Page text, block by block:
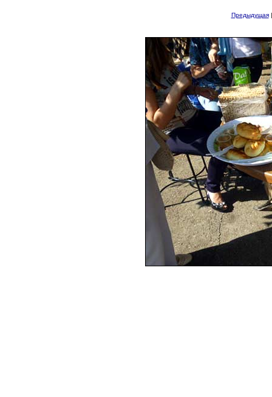
Предыдущая